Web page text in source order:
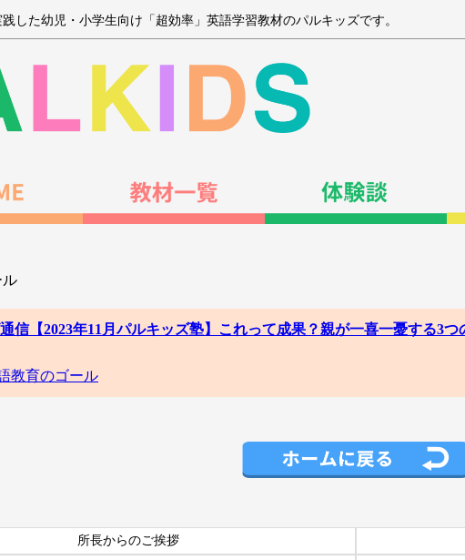
した幼児・小学生向け「超効率」英語学習教材のパルキッズです。
ル
信【2023年11月パルキッズ塾】これって成果？親が一喜一憂する3つ
教育のゴール
所長からのご挨拶